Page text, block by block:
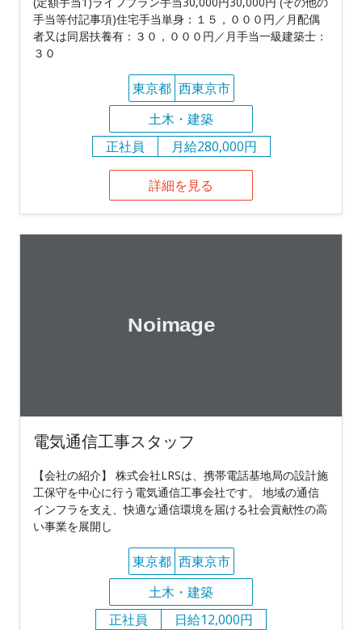
手当等付記事項)住宅手当単身：１５，０００円／月配偶
者又は同居扶養有：３０，０００円／月手当一級建築士：
３０
東京都 西東京市
土木・建築
正社員
月給280,000円
詳細を見る
電気通信工事スタッフ
【会社の紹介】 株式会社LRSは、携帯電話基地局の設計施
工保守を中心に行う電気通信工事会社です。 地域の通信
インフラを支え、快適な通信環境を届ける社会貢献性の高
い事業を展開し
東京都 西東京市
土木・建築
正社員
日給12,000円